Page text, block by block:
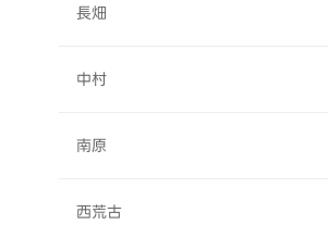
長畑
中村
南原
西荒古